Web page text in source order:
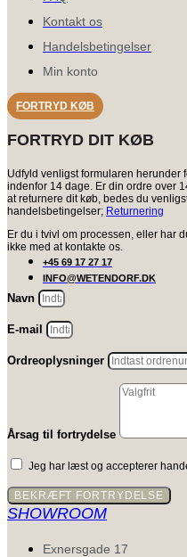
Kontakt os
Handelsbetingelser
Min konto
FORTRYD KØB
FORTRYD DIT KØB
Udfyld venligst formularen herunder
indenfor 14 dage. Er din ordre over
at returnere dit køb, bedes du
handelsbetingelser; Returnering
Er du i tvivl om processen, eller har
ikke med at kontakte os.
+45 69 17 27 17
INFO@WETENDORF.DK
Navn
E-mail
Ordreoplysninger
Årsag til fortrydelse
Jeg har læst og accepterer
BEKRÆFT FORTRYDELSE
SHOWROOM
Exnersgade 17